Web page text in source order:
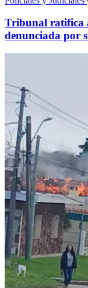
Tribunal ratifica
denunciada por